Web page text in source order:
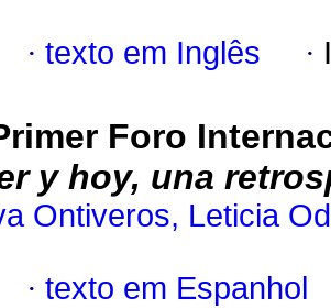
· texto em Inglês ·
Foro
y hoy, una
Ontiveros, Leticia
· texto em Espanhol